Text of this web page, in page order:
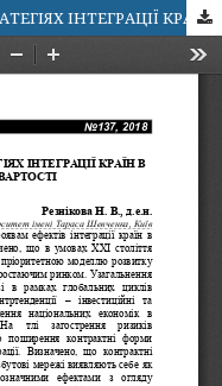
КОНТРАКТНІ ВІДНОСИНИ В СТРАТЕГІЯХ ІНТЕГРАЦІЇ КРАЇН В ГЛОБАЛЬНІ ЛАНЦЮГИ СТВОРЕННЯ ВАРТОСТІ